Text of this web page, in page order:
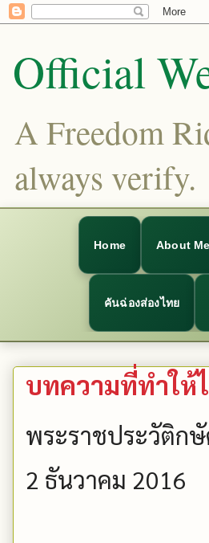
Official
A Freedom
always verify.
Home About Me
คันฉ่องส่องไทย
บทความที่ทำให้
พระราชประวัติก
2 ธันวาคม 2016